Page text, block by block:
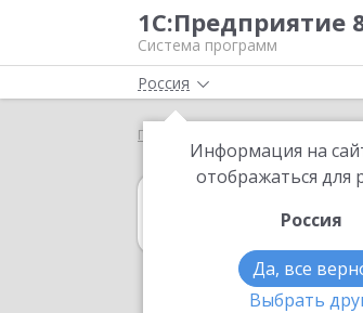
1С:Предприятие
Система программ
Россия
Информация на
отображаться для
Россия
Да, все
Выбрать
Главная 1С:Бухгалтерия
в